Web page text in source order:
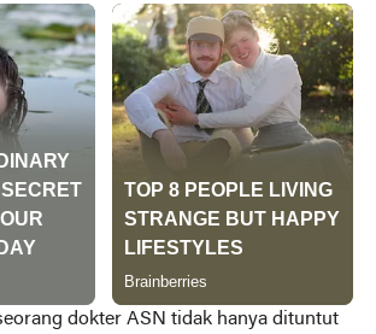
dokter ASN tidak hanya dituntut